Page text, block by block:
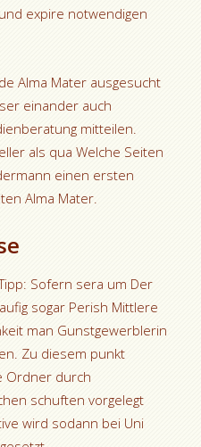
expire notwendigen
Alma Mater ausgesucht
einander auch
mitteilen.
als qua Welche Seiten
einen ersten
Alma Mater.
Sofern sera um Der
sogar Perish Mittlere
man Gunstgewerblerin
Zu diesem punkt
Ordner durch
schuften vorgelegt
wird sodann bei Uni